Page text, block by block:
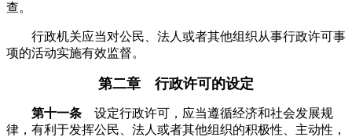
查。
行政机关应当对公民、法人或者其他组织从事行政许可事
项的活动实施有效监督。
第二章 行政许可的设定
第十一条 设定行政许可，应当遵循经济和社会发展规
律，有利于发挥公民、法人或者其他组织的积极性、主动性，